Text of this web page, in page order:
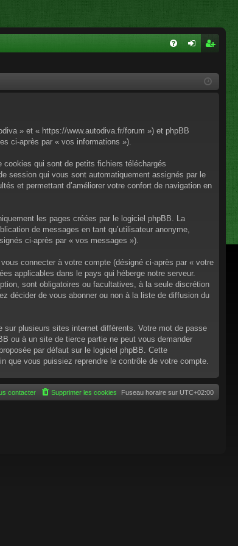
cri
» et « https://www.autodiva.fr/forum ») et phpBB
ci-après par « vos informations »).
qui sont de petits fichiers téléchargés
session qui vous sont automatiquement assignés par le
et permettant d’améliorer votre confort de navigation en
les pages créées par le logiciel phpBB. La
de messages en tant qu’utilisateur anonyme,
ci-après par « vos messages »).
connecter à votre compte (désigné ci-après par « votre
applicables dans le pays qui héberge notre serveur.
sont obligatoires ou facultatives, à la seule discrétion
décider de vous abonner ou non à la liste de diffusion du
plusieurs sites internet différents. Votre mot de passe
ou à un site de tierce partie ne peut vous demander
par défaut sur le logiciel phpBB. Cette
que vous puissiez reprendre le contrôle de votre compte.
Fuseau horaire sur UTC+02:00
Supprimer les cookies
contacter